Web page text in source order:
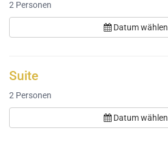
2 Personen
Datum wählen
Suite
2 Personen
Datum wählen